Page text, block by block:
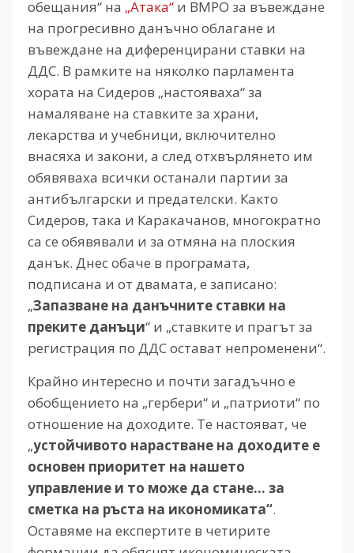
обещания“ на „Атака“ и ВМРО за въвеждане
на прогресивно данъчно облагане и
въвеждане на диференцирани ставки на
ДДС. В рамките на няколко парламента
хората на Сидеров „настояваха“ за
намаляване на ставките за храни,
лекарства и учебници, включително
внасяха и закони, а след отхвърлянето им
обявяваха всички останали партии за
антибългарски и предателски. Както
Сидеров, така и Каракачанов, многократно
са се обявявали и за отмяна на плоския
данък. Днес обаче в програмата,
подписана и от двамата, е записано:
„Запазване на данъчните ставки на
преките данъци“ и „ставките и прагът за
регистрация по ДДС остават непроменени“.
Крайно интересно и почти загадъчно е
обобщението на „гербери“ и „патриоти“ по
отношение на доходите. Те настояват, че
„устойчивото нарастване на доходите е
основен приоритет на нашето
управление и то може да стане… за
сметка на ръста на икономиката“.
Оставяме на експертите в четирите